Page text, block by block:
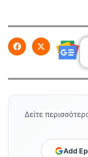
Δείτε
Add